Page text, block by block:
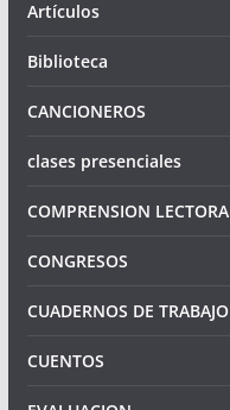
Artículos
Biblioteca
CANCIONEROS
clases presenciales
COMPRENSION LECTORA
CONGRESOS
CUADERNOS DE TRABAJO
CUENTOS